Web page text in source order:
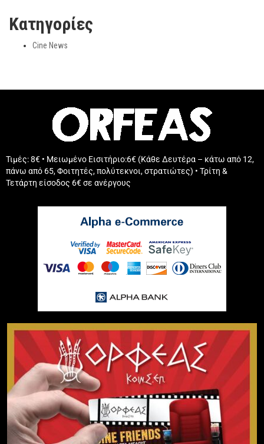
Kατηγορίες
Cine News
Τιμές: 8€ • Μειωμένο Εισιτήριο:6€ (Κάθε Δευτέρα – κάτω από 12,
πάνω από 65, Φοιτητές, πολύτεκνοι, στρατιώτες) • Τρίτη &
Τετάρτη είσοδος 6€ σε ανέργους